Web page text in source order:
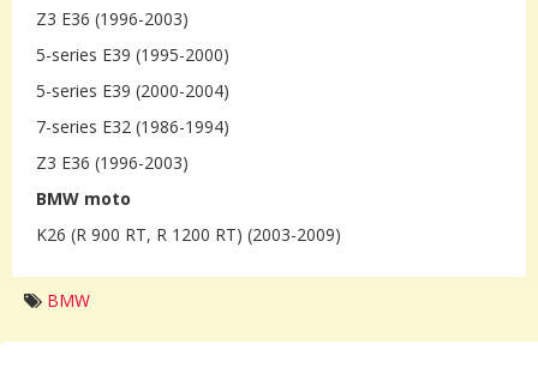
Z3 E36 (1996-2003)
5-series E39 (1995-2000)
5-series E39 (2000-2004)
7-series E32 (1986-1994)
Z3 E36 (1996-2003)
BMW moto
K26 (R 900 RT, R 1200 RT) (2003-2009)
BMW